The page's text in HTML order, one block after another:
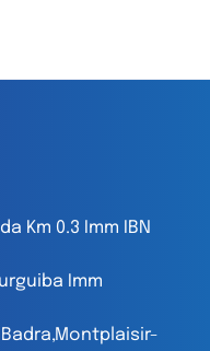
Km 0.3 Imm IBN
Imm
Badra,Montplaisir-